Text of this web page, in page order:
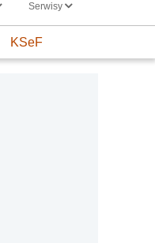
Serwisy
KSeF